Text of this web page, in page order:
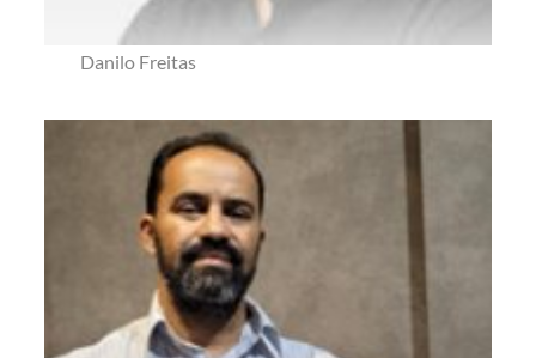
Danilo Freitas